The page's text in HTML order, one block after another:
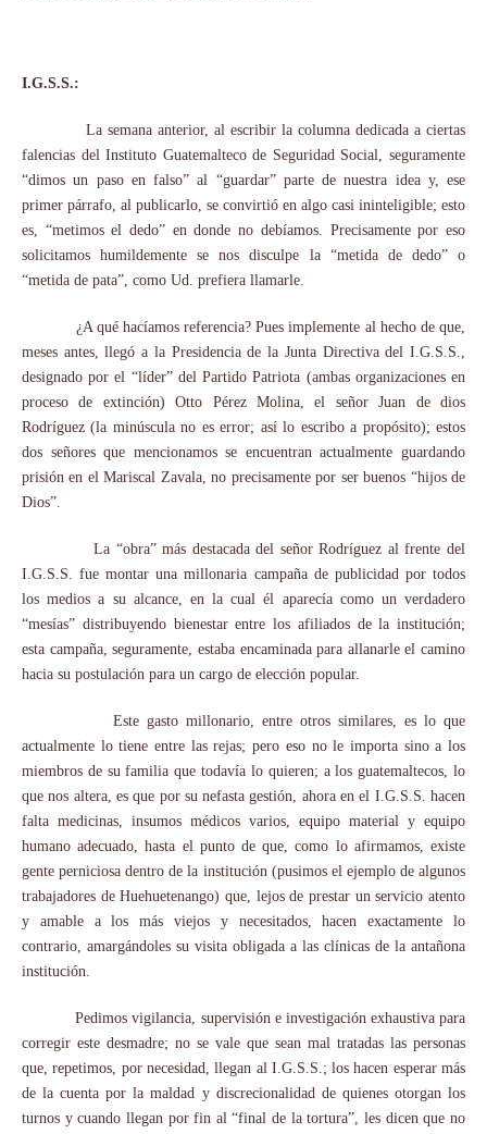
I.G.S.S.:
La semana anterior, al escribir la columna dedicada a ciertas
falencias del Instituto Guatemalteco de Seguridad Social, seguramente
“dimos un paso en falso” al “guardar” parte de nuestra idea y, ese
primer párrafo, al publicarlo, se convirtió en algo casi ininteligible; esto
es, “metimos el dedo” en donde no debíamos. Precisamente por eso
solicitamos humildemente se nos disculpe la “metida de dedo” o
“metida de pata”, como Ud. prefiera llamarle.
¿A qué hacíamos referencia? Pues implemente al hecho de que,
meses antes, llegó a la Presidencia de la Junta Directiva del I.G.S.S.,
designado por el “líder” del Partido Patriota (ambas organizaciones en
proceso de extinción) Otto Pérez Molina, el señor Juan de dios
Rodríguez (la minúscula no es error; así lo escribo a propósito); estos
dos señores que mencionamos se encuentran actualmente guardando
prisión en el Mariscal Zavala, no precisamente por ser buenos “hijos de
Dios”.
La “obra” más destacada del señor Rodríguez al frente del
I.G.S.S. fue montar una millonaria campaña de publicidad por todos
los medios a su alcance, en la cual él aparecía como un verdadero
“mesías” distribuyendo bienestar entre los afiliados de la institución;
esta campaña, seguramente, estaba encaminada para allanarle el camino
hacia su postulación para un cargo de elección popular.
Este gasto millonario, entre otros similares, es lo que
actualmente lo tiene entre las rejas; pero eso no le importa sino a los
miembros de su familia que todavía lo quieren; a los guatemaltecos, lo
que nos altera, es que por su nefasta gestión, ahora en el I.G.S.S. hacen
falta medicinas, insumos médicos varios, equipo material y equipo
humano adecuado, hasta el punto de que, como lo afirmamos, existe
gente perniciosa dentro de la institución (pusimos el ejemplo de algunos
trabajadores de Huehuetenango) que, lejos de prestar un servicio atento
y amable a los más viejos y necesitados, hacen exactamente lo
contrario, amargándoles su visita obligada a las clínicas de la antañona
institución.
Pedimos vigilancia, supervisión e investigación exhaustiva para
corregir este desmadre; no se vale que sean mal tratadas las personas
que, repetimos, por necesidad, llegan al I.G.S.S.; los hacen esperar más
de la cuenta por la maldad y discrecionalidad de quienes otorgan los
turnos y cuando llegan por fin al “final de la tortura”, les dicen que no